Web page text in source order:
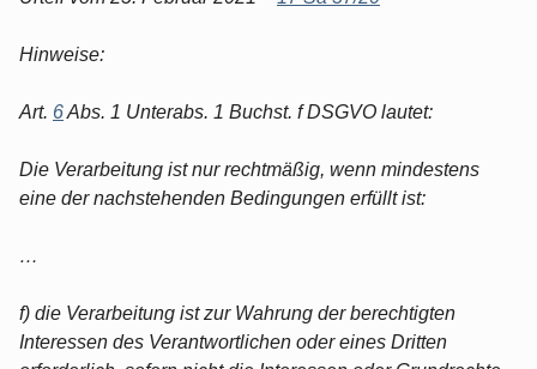
Hinweise:
Art. 6Abs. 1 Unterabs. 1 Buchst. f DSGVO lautet:
Die Verarbeitung ist nur rechtmäßig, wenn mindestens
eine der nachstehenden Bedingungen erfüllt ist:
…
f) die Verarbeitung ist zur Wahrung der berechtigten
Interessen des Verantwortlichen oder eines Dritten